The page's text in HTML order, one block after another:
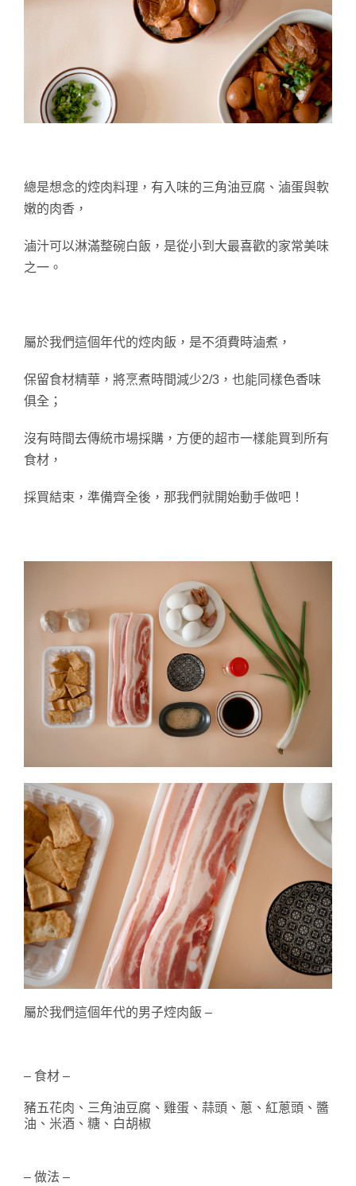
總是想念的焢肉料理，有入味的三角油豆腐、滷蛋與軟
嫩的肉香，
滷汁可以淋滿整碗白飯，是從小到大最喜歡的家常美味
之一。
屬於我們這個年代的焢肉飯，是不須費時滷煮，
保留食材精華，將烹煮時間減少2/3，也能同樣色香味
俱全；
沒有時間去傳統市場採購，方便的超市一樣能買到所有
食材，
採買結束，準備齊全後，那我們就開始動手做吧！
屬於我們這個年代的男子焢肉飯 –
– 食材 –
豬五花肉、三角油豆腐、雞蛋、蒜頭、蔥、紅蔥頭、醬
油、米酒、糖、白胡椒
– 做法 –